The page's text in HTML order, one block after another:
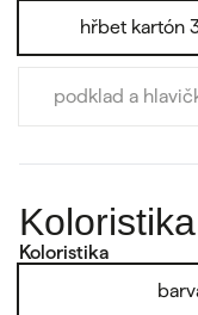
hřbet kartón
podklad a
Koloristika
Koloristika